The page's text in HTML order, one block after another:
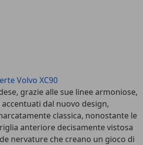
Volvo XC90
grazie alle sue linee armoniose,
dal nuovo design,
classica, nonostante le
anteriore decisamente vistosa
nervature che creano un gioco di